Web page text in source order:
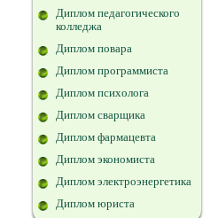
Диплом педагогического
колледжа
Диплом повара
Диплом программиста
Диплом психолога
Диплом сварщика
Диплом фармацевта
Диплом экономиста
Диплом электроэнергетика
Диплом юриста